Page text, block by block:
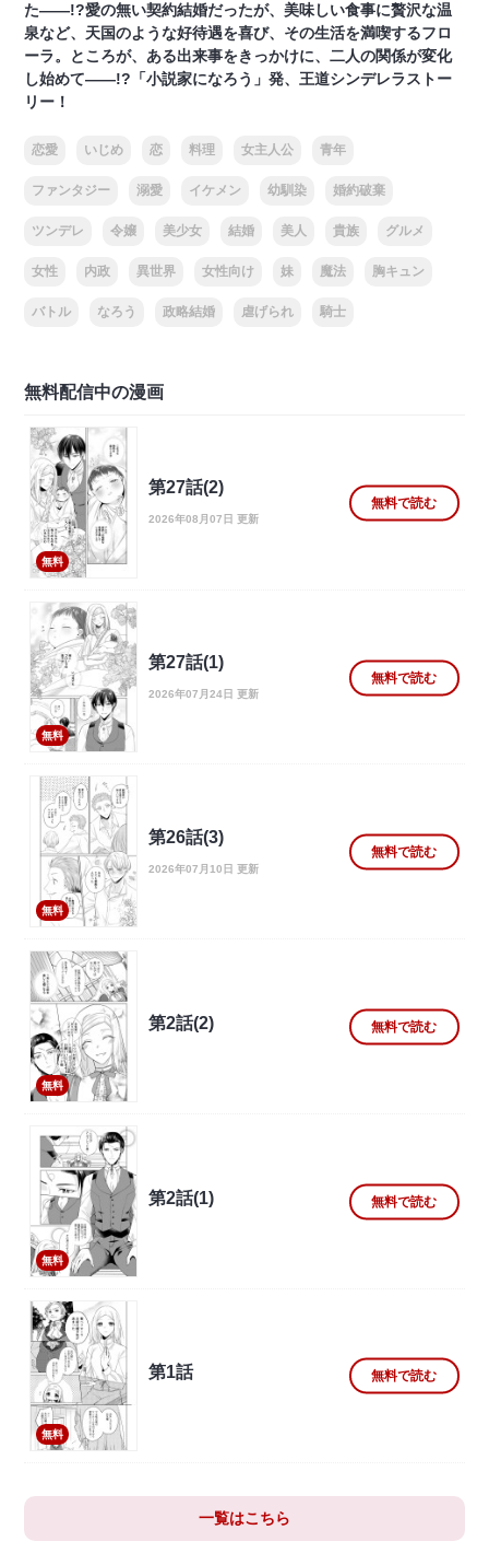
た――!?愛の無い契約結婚だったが、美味しい食事に贅沢な温
泉など、天国のような好待遇を喜び、その生活を満喫するフロ
ーラ。ところが、ある出来事をきっかけに、二人の関係が変化
し始めて――!?「小説家になろう」発、王道シンデレラストー
リー！
恋愛 いじめ 恋 料理 女主人公 青年
ファンタジー 溺愛 イケメン 幼馴染 婚約破棄
ツンデレ 令嬢 美少女 結婚 美人 貴族 グルメ
女性 内政 異世界 女性向け 妹 魔法 胸キュン
バトル なろう 政略結婚 虐げられ 騎士
無料配信中の漫画
無料
第27話(2)
2026年08月07日 更新
無料で読む
無料
第27話(1)
2026年07月24日 更新
無料で読む
無料
第26話(3)
2026年07月10日 更新
無料で読む
無料
第2話(2) 無料で読む
無料
第2話(1) 無料で読む
無料
第1話 無料で読む
一覧はこちら